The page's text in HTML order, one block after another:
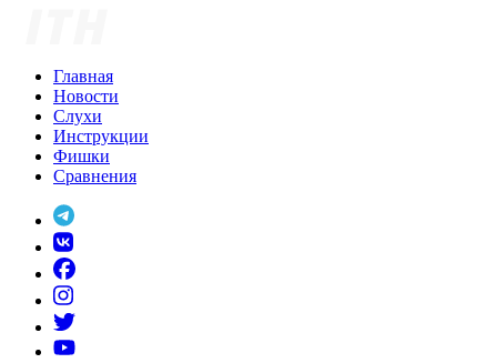
Главная
Новости
Слухи
Инструкции
Фишки
Сравнения